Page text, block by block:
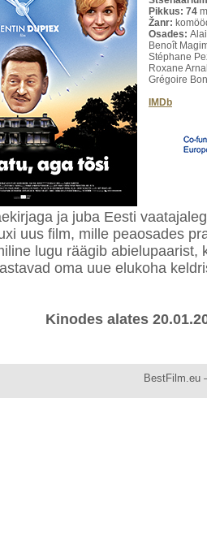
Pikkus: 74
Žanr:
Osades:
Benoît
Stéphane
Roxane
Grégoire
IMDb
ja juba Eesti
uus film, mille peaosades
lugu räägib abielupaarist,
oma uue elukoha
Kinodes alates
BestFilm.eu